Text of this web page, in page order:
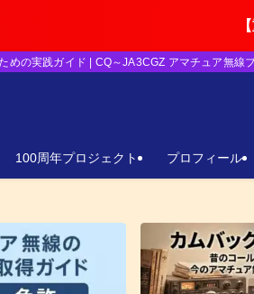
【重要】日本の
めの実践ガイド | CQ～JA3CGZ アマチュア無線
100周年プロジェクト プロフィール